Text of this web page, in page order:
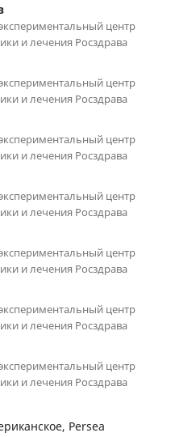
центр
и лечения Росздрава
центр
и лечения Росздрава
центр
и лечения Росздрава
центр
и лечения Росздрава
центр
и лечения Росздрава
центр
и лечения Росздрава
центр
и лечения Росздрава
Persea